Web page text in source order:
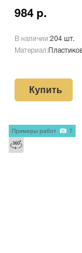
984 р.
В наличии:204 шт.
Материал:
Купить
Примеры работ 7